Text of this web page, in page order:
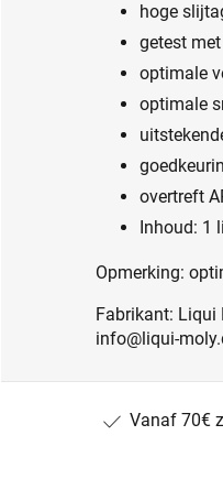
hoge
getest
optimale
optimale
overtreft
Inhoud: 1
Opmerking:
Fabrikant: Liqui
info@liqui-
Vanaf 70€